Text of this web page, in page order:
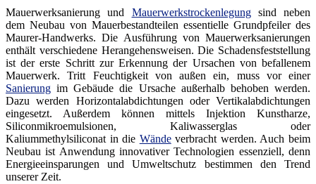
Mauerwerksanierung und Mauerwerkstrockenlegungsind neben
dem Neubau von Mauerbestandteilen essentielle Grundpfeiler des
Maurer-Handwerks. Die Ausführung von Mauerwerksanierungen
enthält verschiedene Herangehensweisen. Die Schadensfeststellung
ist der erste Schritt zur Erkennung der Ursachen von befallenem
Mauerwerk. Tritt Feuchtigkeit von außen ein, muss vor einer
Sanierung im Gebäude die Ursache außerhalb behoben werden.
Dazu werden Horizontalabdichtungen oder Vertikalabdichtungen
eingesetzt. Außerdem können mittels Injektion Kunstharze,
Siliconmikroemulsionen, Kaliwasserglas oder
Kaliummethylsiliconat in die Wändeverbracht werden. Auch beim
Neubau ist Anwendung innovativer Technologien essenziell, denn
Energieeinsparungen und Umweltschutz bestimmen den Trend
unserer Zeit.